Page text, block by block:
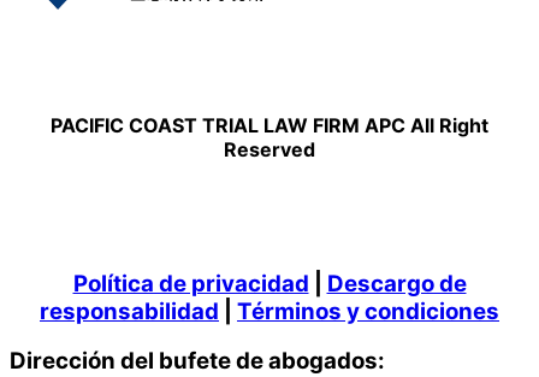
PACIFIC COAST TRIAL LAW FIRM APC All Right
Reserved
Política de privacidad
Descargo de
responsabilidad
Términos y condiciones
Dirección del bufete de abogados: